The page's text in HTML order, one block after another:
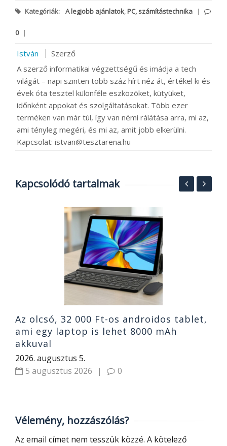
Kategóriák: A legjobb ajánlatok,PC, számítástechnika |
0 |
István
Szerző
A szerző informatikai végzettségű és imádja a tech
világát – napi szinten több száz hírt néz át, értékel ki és
évek óta tesztel különféle eszközöket, kütyüket,
időnként appokat és szolgáltatásokat. Több ezer
terméken van már túl, így van némi rálátása arra, mi az,
ami tényleg megéri, és mi az, amit jobb elkerülni.
Kapcsolat: istvan@tesztarena.hu
Kapcsolódó tartalmak
Az olcsó, 32 000 Ft-os androidos tablet,
ami egy laptop is lehet 8000 mAh
akkuval
2026. augusztus 5.
5 augusztus 2026
| 0
Vélemény, hozzászólás?
Az email címet nem tesszük közzé. A kötelező